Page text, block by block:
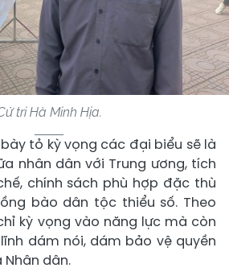
tri Hà Minh Hịa.
tỏ kỳ vọng các đại biểu sẽ là
nhân dân với Trung ương, tích
chính sách phù hợp đặc thù
bào dân tộc thiểu số. Theo
kỳ vọng vào năng lực mà còn
dám nói, dám bảo vệ quyền
dân.